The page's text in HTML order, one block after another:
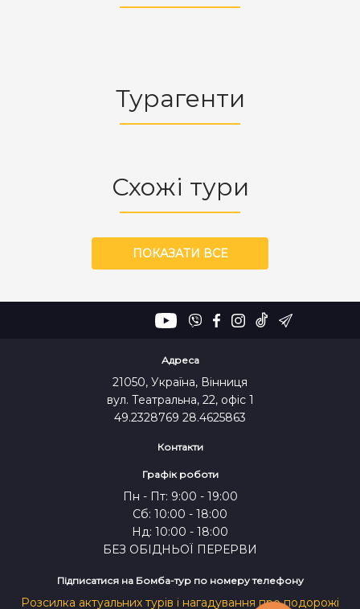
Турагенти
Схожі тури
ПОКАЗАТИ ВСЕ
Адреса
21050, Україна, Вінниця
вул. Театральна, 22, офіс 1
49.2328769 28.4625863
Контакти
Графік роботи
Пн - Пт: 9:00 - 19:00
Сб: 10:00 - 18:00
Нд: 10:00 - 18:00
БЕЗ ОБІДНЬОЇ ПЕРЕРВИ
Підписатися на Бомба-тур по номеру телефону
Розсилка актуальних турів і нагадування про подорожі